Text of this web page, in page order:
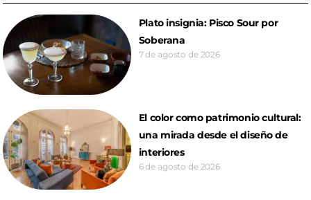
Plato insignia: Pisco Sour por
Soberana
7 de agosto de 2026
El color como patrimonio cultural:
una mirada desde el diseño de
interiores
6 de agosto de 2026